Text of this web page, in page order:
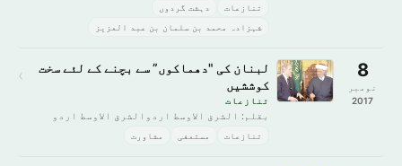
تنازعات
دہشت گردوں
شہزادہ محمد بن سلمان بن عبد العزیز
8
نومبر
2017
لبنان کی "دھماکوں” سے بچنے کے لئے سخت
کوششیں
تنازعات
بقلم: الشرق الاوسط اردوالشرق الاوسط اردو
تنازعات مستعفی مشاورت
›